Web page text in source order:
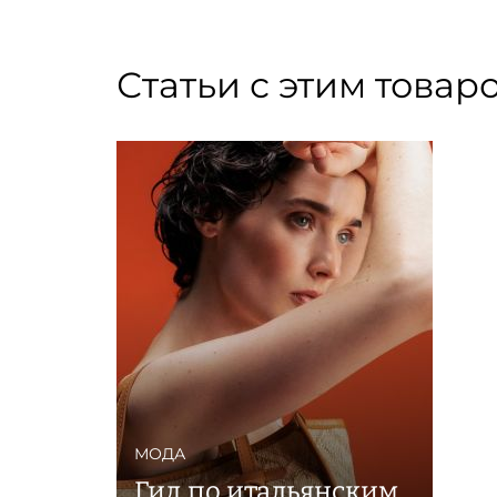
Статьи с этим
МОДА